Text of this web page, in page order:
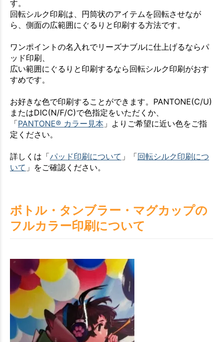
す。
回転シルク印刷は、円筒状のアイテムを回転させなが
ら、側面の広範囲にぐるりと印刷する方法です。
ワンポイントの名入れでリーズナブルに仕上げるならパ
ッド印刷、
広い範囲にぐるりと印刷するなら回転シルク印刷がおす
すめです。
お好きな色で印刷することができます。PANTONE(C/U)
またはDIC(N/F/C)で色指定をいただくか、
「PANTONE® カラー見本 」よりご希望に近い色をご指
定ください。
詳しくは「パッド印刷について 」「回転シルク印刷につ
いて 」をご確認ください。
ボトル・タンブラー・マグカップの
フルカラー印刷について